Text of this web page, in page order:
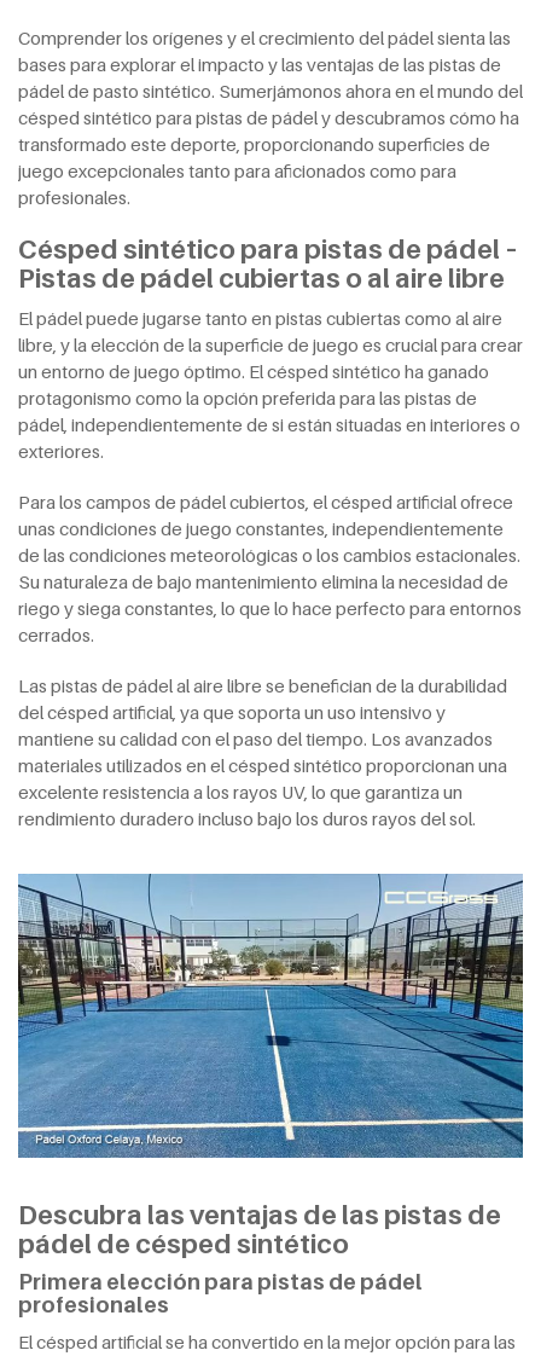
Comprender los orígenes y el crecimiento del pádel sienta las
bases para explorar el impacto y las ventajas de las pistas de
pádel de pasto sintético. Sumerjámonos ahora en el mundo del
césped sintético para pistas de pádel y descubramos cómo ha
transformado este deporte, proporcionando superficies de
juego excepcionales tanto para aficionados como para
profesionales.
Césped sintético para pistas de pádel –
Pistas de pádel cubiertas o al aire libre
El pádel puede jugarse tanto en pistas cubiertas como al aire
libre, y la elección de la superficie de juego es crucial para crear
un entorno de juego óptimo. El césped sintético ha ganado
protagonismo como la opción preferida para las pistas de
pádel, independientemente de si están situadas en interiores o
exteriores.
Para los campos de pádel cubiertos, el césped artificial ofrece
unas condiciones de juego constantes, independientemente
de las condiciones meteorológicas o los cambios estacionales.
Su naturaleza de bajo mantenimiento elimina la necesidad de
riego y siega constantes, lo que lo hace perfecto para entornos
cerrados.
Las pistas de pádel al aire libre se benefician de la durabilidad
del césped artificial, ya que soporta un uso intensivo y
mantiene su calidad con el paso del tiempo. Los avanzados
materiales utilizados en el césped sintético proporcionan una
excelente resistencia a los rayos UV, lo que garantiza un
rendimiento duradero incluso bajo los duros rayos del sol.
Descubra las ventajas de las pistas de
pádel de césped sintético
Primera elección para pistas de pádel
profesionales
El césped artificial se ha convertido en la mejor opción para las